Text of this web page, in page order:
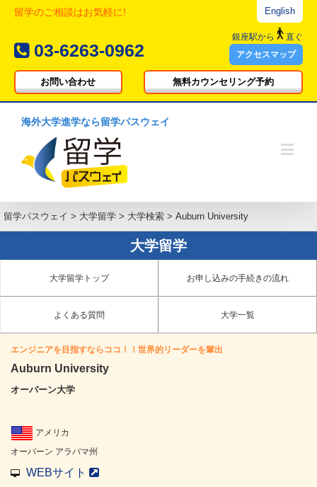
留学のご相談はお気軽に!
03-6263-0962
English
銀座駅から
直ぐ
アクセスマップ
お問い合わせ 無料カウンセリング予約
海外大学進学なら留学パスウェイ
留学パスウェイ > 大学留学 > 大学検索 > Auburn University
大学留学
大学留学トップ お申し込みの手続きの流れ
よくある質問 大学一覧
エンジニアを目指すならココ！！世界的リーダーを輩出
Auburn University
オーバーン大学
アメリカ
オーバーン アラバマ州
WEBサイト